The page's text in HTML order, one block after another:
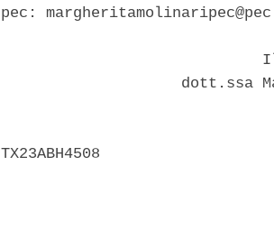
pec:
dott.ssa